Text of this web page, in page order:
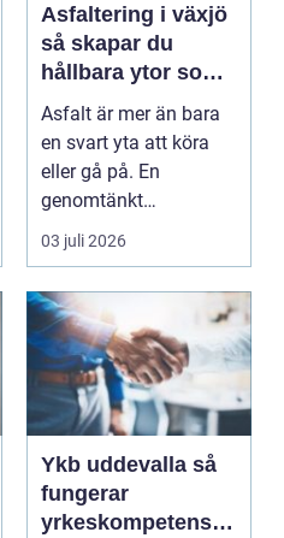
Asfaltering i växjö
så skapar du
hållbara ytor som
fungerar året runt
Asfalt är mer än bara
en svart yta att köra
eller gå på. En
genomtänkt
asfaltering kan lyfta
03 juli 2026
Ykb uddevalla så
fungerar
yrkeskompetensbe